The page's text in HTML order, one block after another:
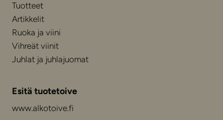
Tuotteet
Artikkelit
Ruoka ja viini
Vihreät viinit
Juhlat ja juhlajuomat
Esitä tuotetoive
www.alkotoive.fi